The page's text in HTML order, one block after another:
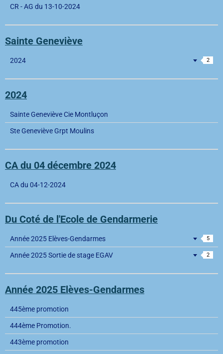
CR - AG du 13-10-2024
Sainte Geneviève
2024 2
2024
Sainte Geneviève Cie Montluçon
Ste Geneviève Grpt Moulins
CA du 04 décembre 2024
CA du 04-12-2024
Du Coté de l'Ecole de Gendarmerie
Année 2025 Elèves-Gendarmes 5
Année 2025 Sortie de stage EGAV 2
Année 2025 Elèves-Gendarmes
445ème promotion
444ème Promotion.
443ème promotion